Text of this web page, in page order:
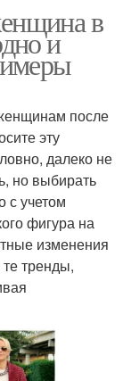
в
и
после
эту
далеко не
но выбирать
с учетом
фигура на
изменения
тренды,